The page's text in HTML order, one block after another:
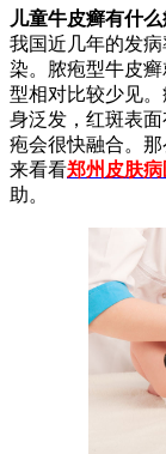
儿童牛皮癣有什么
我国近几年的发
染。脓疱型牛皮
型相对比较少见
身泛发，红斑表
疱会很快融合。
来看看郑州皮肤
助。